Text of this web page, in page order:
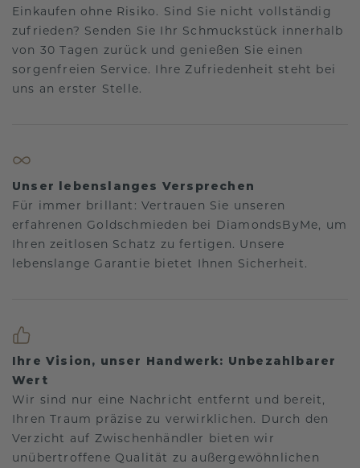
Einkaufen ohne Risiko. Sind Sie nicht vollständig
zufrieden? Senden Sie Ihr Schmuckstück innerhalb
von 30 Tagen zurück und genießen Sie einen
sorgenfreien Service. Ihre Zufriedenheit steht bei
uns an erster Stelle.
Unser lebenslanges Versprechen
Für immer brillant: Vertrauen Sie unseren
erfahrenen Goldschmieden bei DiamondsByMe, um
Ihren zeitlosen Schatz zu fertigen. Unsere
lebenslange Garantie bietet Ihnen Sicherheit.
Ihre Vision, unser Handwerk: Unbezahlbarer
Wert
Wir sind nur eine Nachricht entfernt und bereit,
Ihren Traum präzise zu verwirklichen. Durch den
Verzicht auf Zwischenhändler bieten wir
unübertroffene Qualität zu außergewöhnlichen